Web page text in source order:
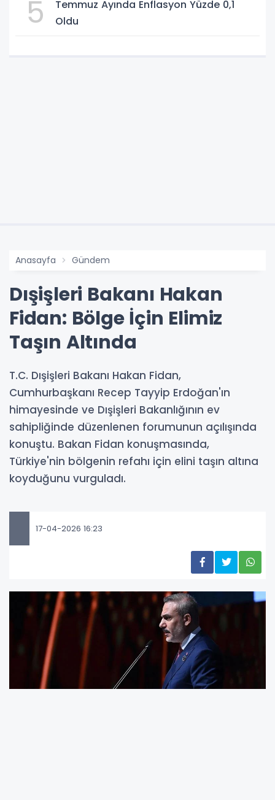
5
Temmuz Ayında Enflasyon Yüzde 0,1
Oldu
Anasayfa Gündem
Dışişleri Bakanı Hakan
Fidan: Bölge İçin Elimiz
Taşın Altında
T.C. Dışişleri Bakanı Hakan Fidan,
Cumhurbaşkanı Recep Tayyip Erdoğan'ın
himayesinde ve Dışişleri Bakanlığının ev
sahipliğinde düzenlenen forumunun açılışında
konuştu. Bakan Fidan konuşmasında,
Türkiye'nin bölgenin refahı için elini taşın altına
koyduğunu vurguladı.
17-04-2026 16:23